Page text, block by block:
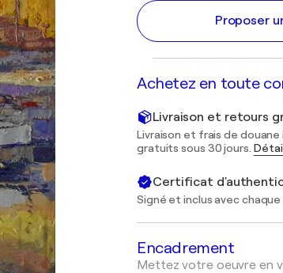
Proposer
Achetez en toute
Livraison et retours
Livraison et frais de douane
gratuits sous 30 jours.
Certificat
Signé et inclus avec
Encadrement
Mettez votre oeuvre en